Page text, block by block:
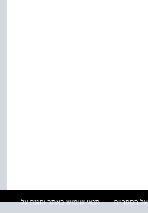
על הספרייה
תנאי שימוש באתר והגנה על